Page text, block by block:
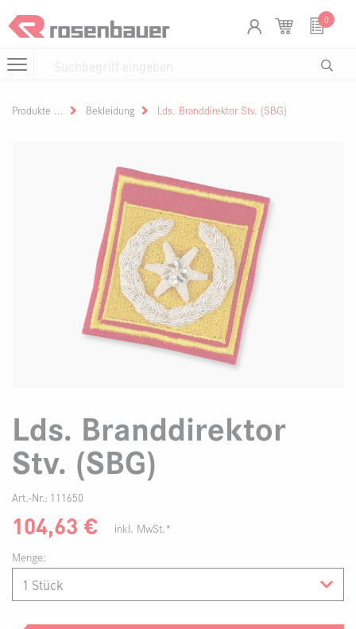
0
Produkte Bekleidung Lds. Branddirektor Stv. (SBG)
Lds. Branddirektor
Stv. (SBG)
Art.-Nr.: 111650
104,63 €
inkl. MwSt.*
Menge: